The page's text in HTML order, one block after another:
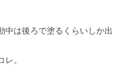
中は後ろで塗るくらいしか出
。